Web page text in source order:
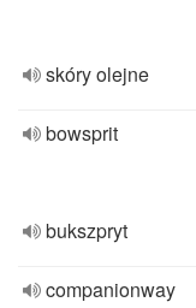
skóry olejne
bowsprit
bukszpryt
companionway